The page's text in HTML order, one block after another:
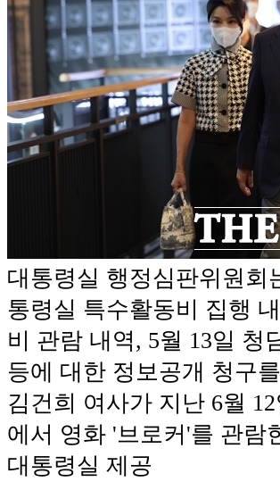
대통령실 행정심판위원회
통령실 특수활동비 집행
비 관람 내역, 5월 13일 청
등에 대한 정보공개 청구
김건희 여사가 지난 6월
에서 영화 '브로커'를 관람
대통령실 제공